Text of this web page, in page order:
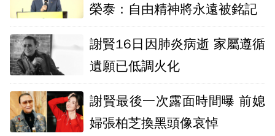
榮泰：自由精神將永遠被銘記
謝賢16日因肺炎病逝 家屬遵循
遺願已低調火化
謝賢最後一次露面時間曝 前媳
婦張柏芝換黑頭像哀悼